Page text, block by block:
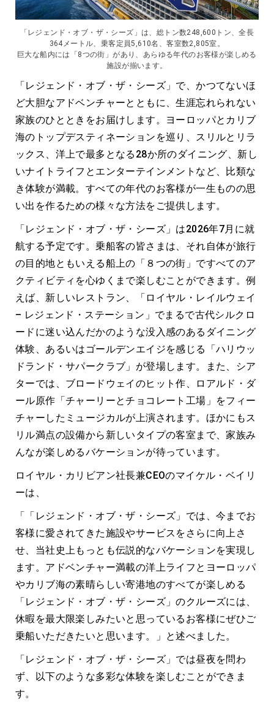
「レジェンド・オブ・ザ・シーズ」は、総トン数248,600トン、全長
364メートル、乗客定員5,610名、客室数2,805室。
巨大な船内には「8つの街」があり、あらゆる年代のお客様が楽しめる
施設が揃います。
「レジェンド・オブ・ザ・シーズ」で、かつてないほ
ど大胆なアドベンチャーとともに、生涯忘れられない
家族のひとときをお届けします。ヨーロッパとカリブ
海のトップデスティネーションを巡り、スリルとリラ
ックス、洋上で最多となる28か所のダイニング、新し
いナイトライフとエンターテインメントなど、比類な
き体験が満載。すべての年代のお客様が一生ものの思
い出を作るための様々な方法をご提供します。
「レジェンド・オブ・ザ・シーズ」は2026年7月に就
航する予定です。乗船客の皆さまは、それ自体が旅行
の目的地ともいえる船上の「８つの街」ですべてのア
クティビティを心ゆくまで楽しむことができます。例
えば、新しいレストラン、「ロイヤル・レイルウェイ
– レジェンド・ステーション」でまるで古代シルクロ
ードに迷い込んだかのような没入感のあるダイニング
体験、あるいはゴールデンエイジを感じる「ハリウッ
ドランド・サパークラブ」が登場します。また、シア
ターでは、ブロードウェイのヒット作、ロアルド・ダ
ール原作「チャーリーとチョコレート工場」をフィー
チャーしたミュージカルが上演されます。ほかにもス
リル満点の設備から新しいタイプの客室まで、家族み
んなが楽しめるバケーションが待っています。
ロイヤル・カリビアン社長兼CEOのマイケル・ベイリ
ーは、
「「レジェンド・オブ・ザ・シーズ」では、今までお
客様に愛されてきた施設やサービスをさらに向上さ
せ、当社史上もっとも伝説的なバケーションを実現し
ます。アドベンチャー満載の洋上ライフとヨーロッパ
やカリブ海の素晴らしい寄港地のすべてが楽しめる
「レジェンド・オブ・ザ・シーズ」のクルーズには、
休暇を最大限楽しみたいと思っているお客様にぜひご
乗船いただきたいと思います。」と述べました。
「レジェンド・オブ・ザ・シーズ」では昼夜を問わ
ず、以下のような多彩な体験を楽しむことができま
す。